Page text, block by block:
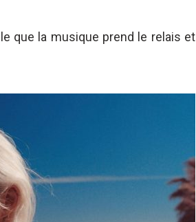
que la musique prend le relais et